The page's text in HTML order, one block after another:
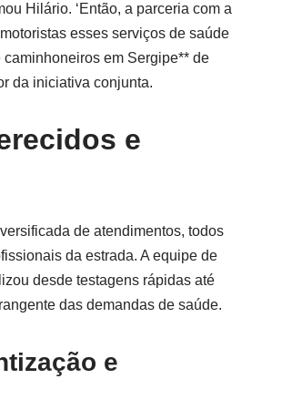
Hilário. ‘Então, a parceria com a
esses serviços de saúde
em Sergipe** de
da iniciativa conjunta.
e
de atendimentos, todos
da estrada. A equipe de
desde testagens rápidas até
das demandas de saúde.
e